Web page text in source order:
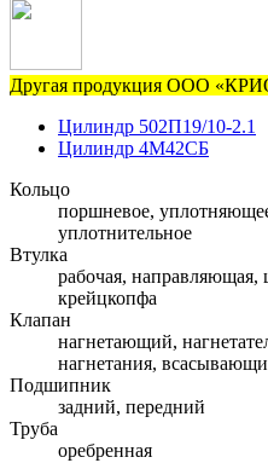
Другая продукция ООО
Цилиндр 502П19/10-2.1
Цилиндр 4М42СБ
Кольцо
поршневое,
уплотнительное
Втулка
рабочая, направляющая,
крейцкопфа
Клапан
нагнетающий,
нагнетания,
Подшипник
задний, передний
Труба
оребренная